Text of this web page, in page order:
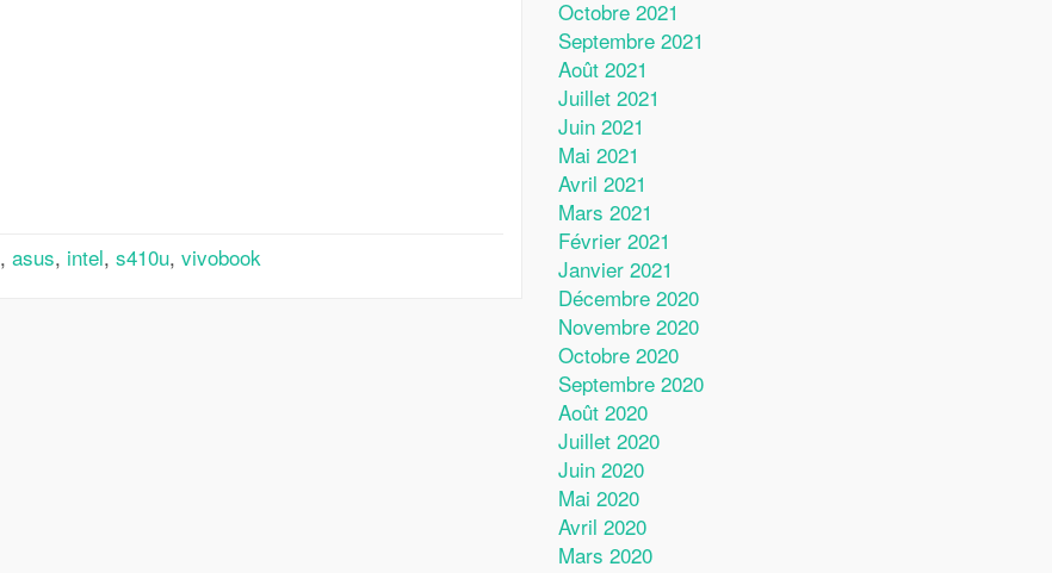
, asus, intel, s410u, vivobook
Octobre 2021
Septembre 2021
Août 2021
Juillet 2021
Juin 2021
Mai 2021
Avril 2021
Mars 2021
Février 2021
Janvier 2021
Décembre 2020
Novembre 2020
Octobre 2020
Septembre 2020
Août 2020
Juillet 2020
Juin 2020
Mai 2020
Avril 2020
Mars 2020